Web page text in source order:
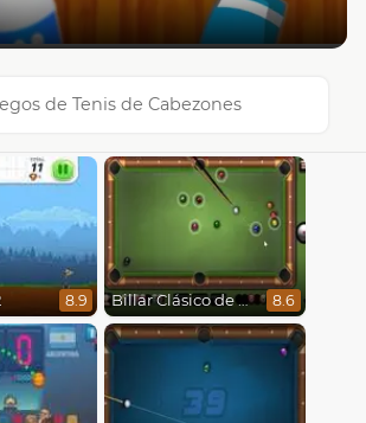
de Tenis de Cabezones
8.9 Billar Clásico de 8 Bolas 8.6